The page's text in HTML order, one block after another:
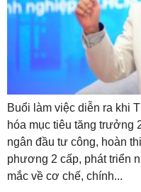
Buổi làm việc diễn ra khi
hóa mục tiêu tăng trưởng
ngân đầu tư công, hoàn
phương 2 cấp, phát triển
mắc về cơ chế, chính...